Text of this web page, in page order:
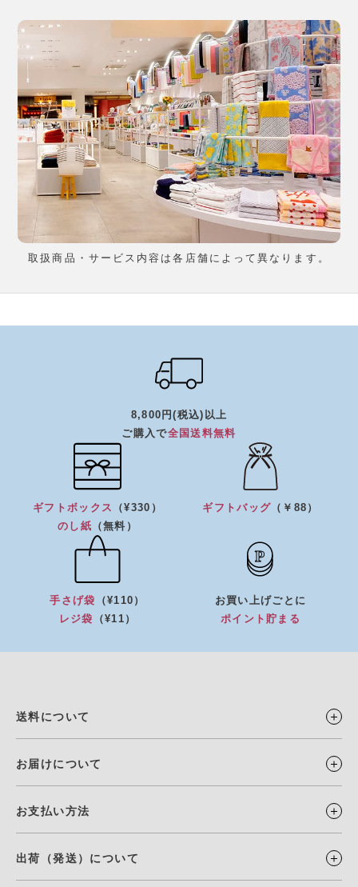
取扱商品・サービス内容は各店舗によって異なります。
8,800円(税込)以上
ご購入で全国送料無料
ギフトボックス
（¥330）
のし紙 （無料）
ギフトバッグ （￥88）
手さげ袋
（¥110）
レジ袋
（¥11）
お買い上げごとに
ポイント貯まる
送料について
お届けについて
お支払い方法
出荷（発送）について